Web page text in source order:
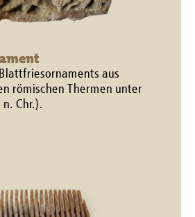
aus
römischen Thermen unter
Chr.).